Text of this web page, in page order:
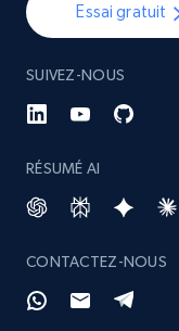
Essai gratuit
SUIVEZ-NOUS
RÉSUMÉ AI
CONTACTEZ-NOUS